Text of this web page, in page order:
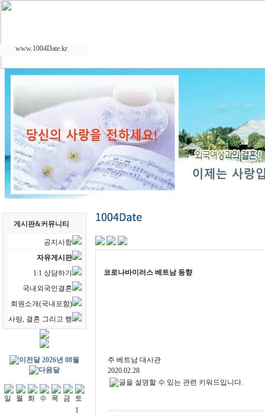
www.1004Date.kr
게시판&커뮤니티
공지사항
자유게시판
1:1 상담하기
국내외국인결혼
회원소개(국내포함)
사랑, 결혼 그리고 행
2026년 08월
1
코로나바이러스 베트남 동향
주 베트남 대사관
2020.02.28